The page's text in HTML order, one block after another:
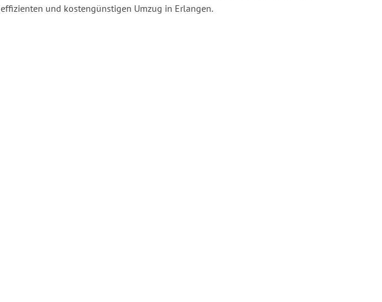
effizienten und kostengünstigen Umzug in Erlangen.